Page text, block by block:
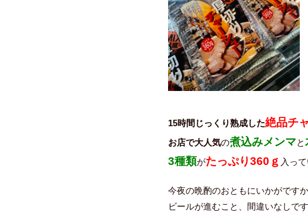
15時間じっくり熟成した絶品チ
お店で大人気の煮込みメンマと
3種類がたっぷり360ｇ 入って
今夜の晩酌のおともにいかがです
ビールが進むこと、間違いなしで